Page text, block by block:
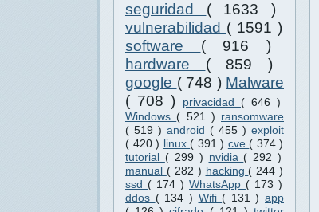
seguridad ( 1633 )
vulnerabilidad ( 1591 )
software ( 916 )
hardware ( 859 )
google ( 748 ) Malware
( 708 )
privacidad ( 646 )
Windows ( 521 ) ransomware
( 519 ) android ( 455 ) exploit
( 420 ) linux ( 391 ) cve ( 374 )
tutorial ( 299 ) nvidia ( 292 )
manual ( 282 ) hacking ( 244 )
ssd ( 174 ) WhatsApp ( 173 )
ddos ( 134 ) Wifi ( 131 ) app